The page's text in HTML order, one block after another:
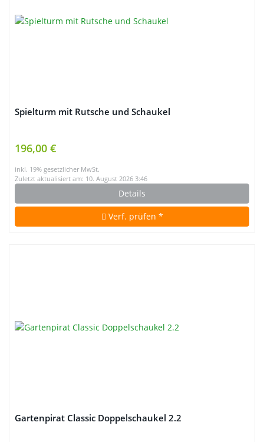
Spielturm mit Rutsche und Schaukel
196,00 €
inkl. 19% gesetzlicher MwSt.
Zuletzt aktualisiert am: 10. August 2026 3:46
Details
Verf. prüfen *
Gartenpirat Classic Doppelschaukel 2.2